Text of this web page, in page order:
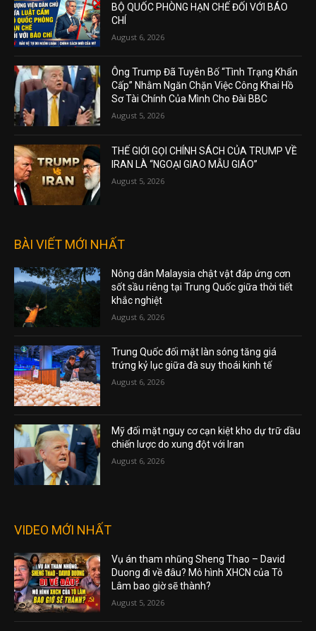
BỘ QUỐC PHÒNG HẠN CHẾ ĐỐI VỚI BÁO
CHÍ
August 6, 2026
Ông Trump Đã Tuyên Bố “Tình Trạng Khẩn
Cấp” Nhằm Ngăn Chặn Việc Công Khai Hồ
Sơ Tài Chính Của Mình Cho Đài BBC
August 5, 2026
THẾ GIỚI GỌI CHÍNH SÁCH CỦA TRUMP VỀ
IRAN LÀ “NGOẠI GIAO MẪU GIÁO”
August 5, 2026
BÀI VIẾT MỚI NHẤT
Nông dân Malaysia chật vật đáp ứng cơn
sốt sầu riêng tại Trung Quốc giữa thời tiết
khắc nghiệt
August 6, 2026
Trung Quốc đối mặt làn sóng tăng giá
trứng kỷ lục giữa đà suy thoái kinh tế
August 6, 2026
Mỹ đối mặt nguy cơ cạn kiệt kho dự trữ dầu
chiến lược do xung đột với Iran
August 6, 2026
VIDEO MỚI NHẤT
Vụ án tham nhũng Sheng Thao – David
Duong đi về đâu? Mô hình XHCN của Tô
Lâm bao giờ sẽ thành?
August 5, 2026